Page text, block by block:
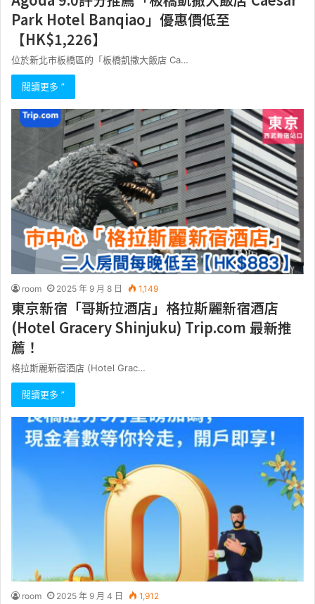
Park Hotel Banqiao」優惠價低至
【HK$1,226】
位於新北市板橋區的「板橋凱撒大飯店 Ca…
閱讀更多 ”
room 2025 年 9 月 8 日 1,149
東京新宿「哥斯拉酒店」格拉斯麗新宿酒店
(Hotel Gracery Shinjuku) Trip.com 最新推
薦！
格拉斯麗新宿酒店 (Hotel Grac…
閱讀更多 ”
room 2025 年 9 月 4 日 1,912